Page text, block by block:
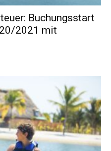
Buchungsstart
2021 mit